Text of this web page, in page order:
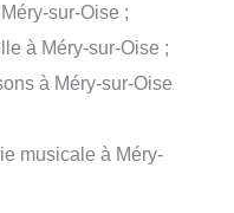
sur-Oise ;
à Méry-sur-Oise ;
à Méry-sur-Oise
musicale à Méry-